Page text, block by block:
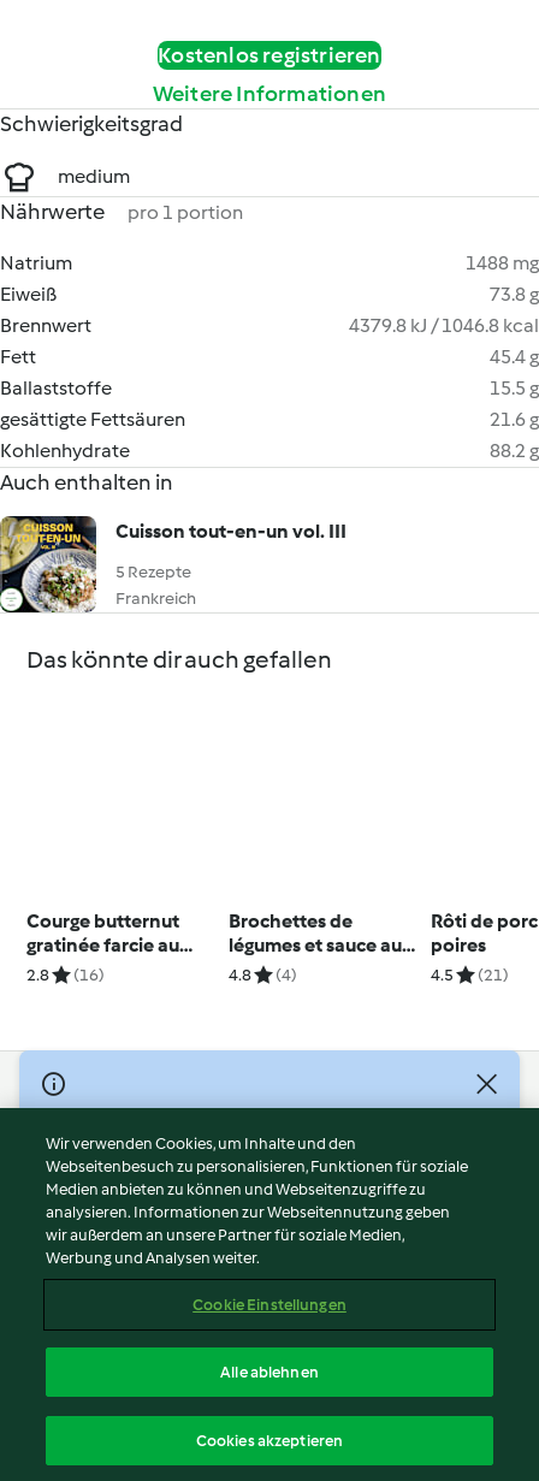
Kostenlos registrieren
Weitere Informationen
Schwierigkeitsgrad
medium
Nährwerte pro 1 portion
Natrium
1488 mg
Eiweiß
73.8 g
Brennwert
4379.8 kJ / 1046.8 kcal
Fett
45.4 g
Ballaststoffe
15.5 g
gesättigte Fettsäuren
21.6 g
Kohlenhydrate
88.2 g
Auch enthalten in
Cuisson tout-en-un vol. III
5 Rezepte
Frankreich
Das könnte dir auch gefallen
Courge butternut
gratinée farcie au
poulet
2.8 (16)
Brochettes de
légumes et sauce au
curry
4.8 (4)
Rôti de
poires
4.5 (21)
© Copyright 2026
Nutzungsbedingungen
Datenschutzrichtlinien
Disclaimer
Impressum
Cookies
Abo kündigen
Erklärung zur Barrierefreiheit
Wir verwenden Cookies, um Inhalte und den
Webseitenbesuch zu personalisieren, Funktionen für soziale
Medien anbieten zu können und Webseitenzugriffe zu
analysieren. Informationen zur Webseitennutzung geben
wir außerdem an unsere Partner für soziale Medien,
Werbung und Analysen weiter.
Cookie Einstellungen
Alle ablehnen
Cookies akzeptieren